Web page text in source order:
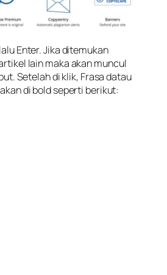
Enter. Jika ditemukan
lain maka akan muncul
Setelah di klik, Frasa datau
di bold seperti berikut: